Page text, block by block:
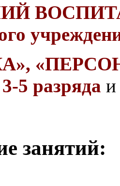
5 разряда и
занятий: